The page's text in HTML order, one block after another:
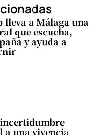
lleva a Málaga una
que escucha,
y ayuda a
a una vivencia